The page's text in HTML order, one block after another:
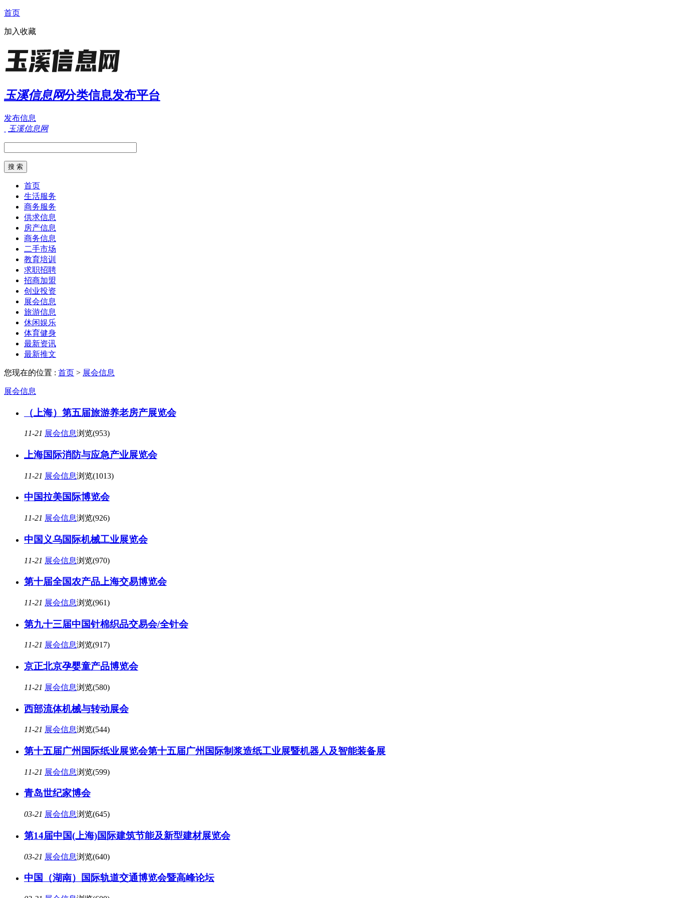
首页
加入收藏
玉溪信息网分类信息发布平台
发布信息
玉溪信息网
首页
生活服务
商务服务
供求信息
房产信息
商务信息
二手市场
教育培训
求职招聘
招商加盟
创业投资
展会信息
旅游信息
休闲娱乐
体育健身
最新资讯
最新推文
您现在的位置 : 首页 > 展会信息
展会信息
（上海）第五届旅游养老房产展览会
11-21 展会信息浏览(953)
上海国际消防与应急产业展览会
11-21 展会信息浏览(1013)
中国拉美国际博览会
11-21 展会信息浏览(926)
中国义乌国际机械工业展览会
11-21 展会信息浏览(970)
第十届全国农产品上海交易博览会
11-21 展会信息浏览(961)
第九十三届中国针棉织品交易会/全针会
11-21 展会信息浏览(917)
京正北京孕婴童产品博览会
11-21 展会信息浏览(580)
西部流体机械与转动展会
11-21 展会信息浏览(544)
第十五届广州国际纸业展览会第十五届广州国际制浆造纸工业展暨机器人及智能装备展
11-21 展会信息浏览(599)
青岛世纪家博会
03-21 展会信息浏览(645)
第14届中国(上海)国际建筑节能及新型建材展览会
03-21 展会信息浏览(640)
中国（湖南）国际轨道交通博览会暨高峰论坛